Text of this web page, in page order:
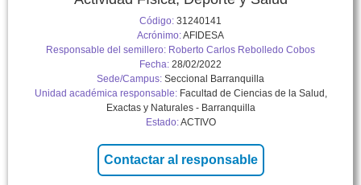
Código: 31240141
Acrónimo:AFIDESA
Responsable del semillero: Roberto Carlos Rebolledo Cobos
Fecha: 28/02/2022
Sede/Campus: Seccional Barranquilla
Unidad académica responsable:Facultad de Ciencias de la Salud,
Exactas y Naturales - Barranquilla
Estado:ACTIVO